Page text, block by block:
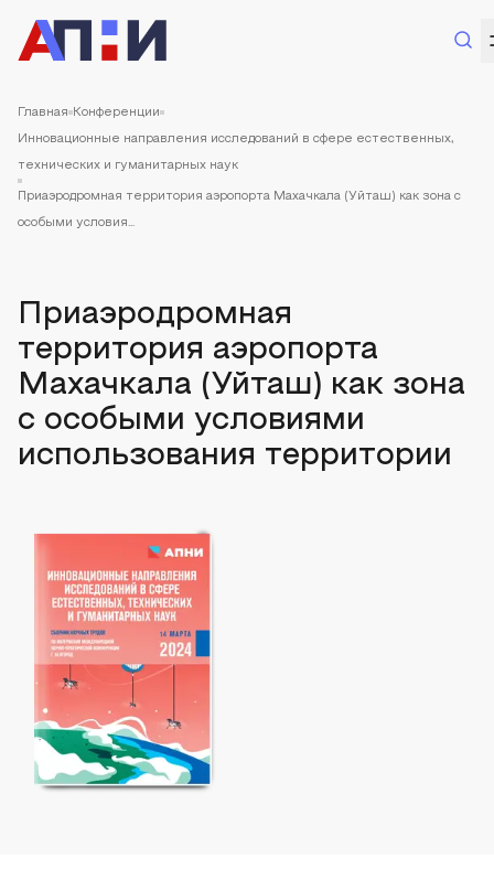
Главная Конференции
Инновационные направления исследований в сфере естественных,
технических и гуманитарных наук
Приаэродромная территория аэропорта Махачкала (Уйташ) как зона с
особыми условия...
Приаэродромная
территория аэропорта
Махачкала (Уйташ) как зона
с особыми условиями
использования территории